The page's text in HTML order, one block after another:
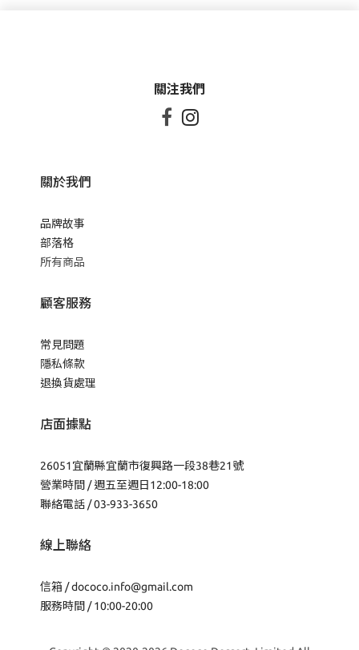
關注我們
 
關於我們
品牌故事
部落格
所有商品
顧客服務
常見問題
隱私條款
退換貨處理
店面據點
26051宜蘭縣宜蘭市復興路一段38巷21號
營業時間 / 週五至週日12:00-18:00
聯絡電話 / 03-933-3650
線上聯絡
信箱 /dococo.info@gmail.com
服務時間 / 10:00-20:00